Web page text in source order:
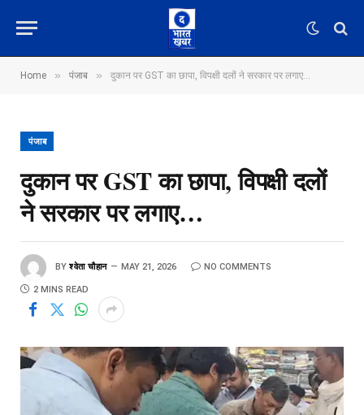
Home » पंजाब » दुकान पर GST का छापा, विपक्षी दलों ने सरकार पर लगाए…
पंजाब
दुकान पर GST का छापा, विपक्षी दलों
ने सरकार पर लगाए…
BY श्वेता चौहान MAY 21, 2026 NO COMMENTS
2 MINS READ